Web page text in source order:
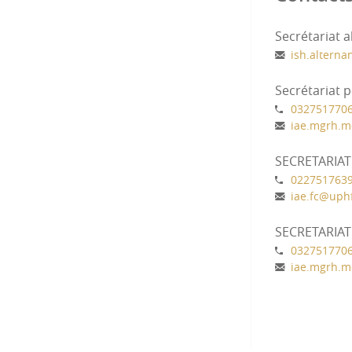
de l'organisation et analyser
Secrétariat
Secrétariat
iae.fc@